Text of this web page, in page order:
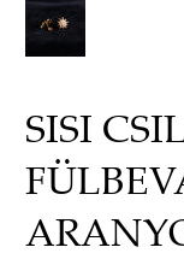
SISI